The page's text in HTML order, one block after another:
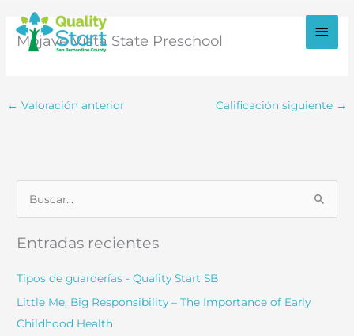
contenido
Mojave Vista State Preschool
← Valoración anterior Calificación siguiente →
a
r
:
Entradas recientes
Tipos de guarderías - Quality Start SB
Little Me, Big Responsibility – The Importance of Early
Childhood Health